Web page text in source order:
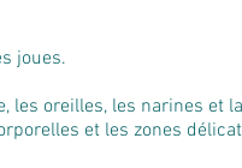
joues.
les oreilles, les narines et
et les zones